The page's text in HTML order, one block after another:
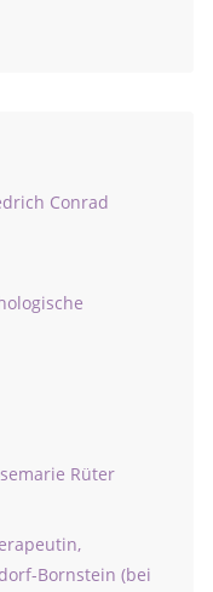
Conrad
Rüter
Bornstein (bei